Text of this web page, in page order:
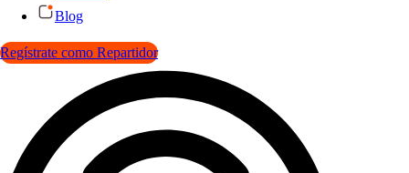
Blog
Regístrate como Repartidor